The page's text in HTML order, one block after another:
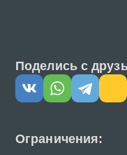
Поделись с
Ограничения: